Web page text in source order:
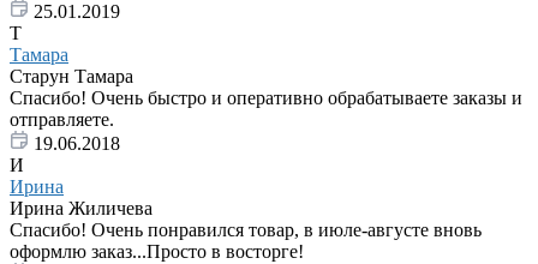
25.01.2019
Т
Тамара
Старун Тамара
Спасибо! Очень быстро и оперативно обрабатываете заказы и
отправляете.
19.06.2018
И
Ирина
Ирина Жиличева
Спасибо! Очень понравился товар, в июле-августе вновь
оформлю заказ...Просто в восторге!